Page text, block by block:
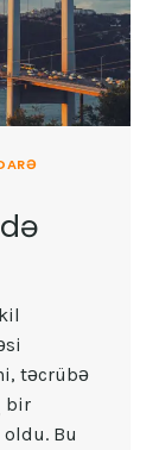
təcrübə
bir
Bu